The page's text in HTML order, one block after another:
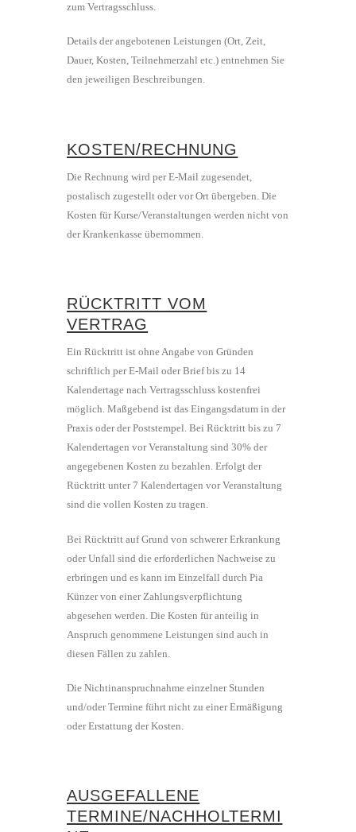
zum Vertragsschluss.
Details der angebotenen Leistungen (Ort, Zeit,
Dauer, Kosten, Teilnehmerzahl etc.) entnehmen Sie
den jeweiligen Beschreibungen.
KOSTEN/RECHNUNG
Die Rechnung wird per E-Mail zugesendet,
postalisch zugestellt oder vor Ort übergeben. Die
Kosten für Kurse/Veranstaltungen werden nicht von
der Krankenkasse übernommen.
RÜCKTRITT VOM
VERTRAG
Ein Rücktritt ist ohne Angabe von Gründen
schriftlich per E-Mail oder Brief bis zu 14
Kalendertage nach Vertragsschluss kostenfrei
möglich. Maßgebend ist das Eingangsdatum in der
Praxis oder der Poststempel. Bei Rücktritt bis zu 7
Kalendertagen vor Veranstaltung sind 30% der
angegebenen Kosten zu bezahlen. Erfolgt der
Rücktritt unter 7 Kalendertagen vor Veranstaltung
sind die vollen Kosten zu tragen.
Bei Rücktritt auf Grund von schwerer Erkrankung
oder Unfall sind die erforderlichen Nachweise zu
erbringen und es kann im Einzelfall durch Pia
Künzer von einer Zahlungsverpflichtung
abgesehen werden. Die Kosten für anteilig in
Anspruch genommene Leistungen sind auch in
diesen Fällen zu zahlen.
Die Nichtinanspruchnahme einzelner Stunden
und/oder Termine führt nicht zu einer Ermäßigung
oder Erstattung der Kosten.
AUSGEFALLENE
TERMINE/NACHHOLTERMI